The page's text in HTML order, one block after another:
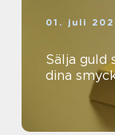
01. juli
Sälja guld så maximerar du värdet på
dina